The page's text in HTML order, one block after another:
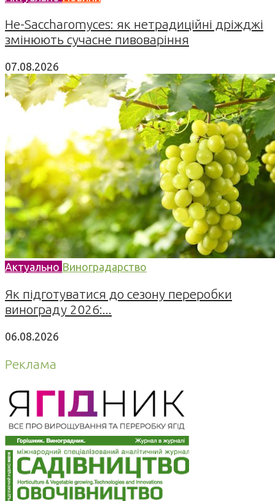
Не-Saccharomyces: як нетрадиційні дріжджі
змінюють сучасне пивоваріння
07.08.2026
Актуально Виноградарство
Як підготуватися до сезону переробки
винограду 2026:...
06.08.2026
Реклама